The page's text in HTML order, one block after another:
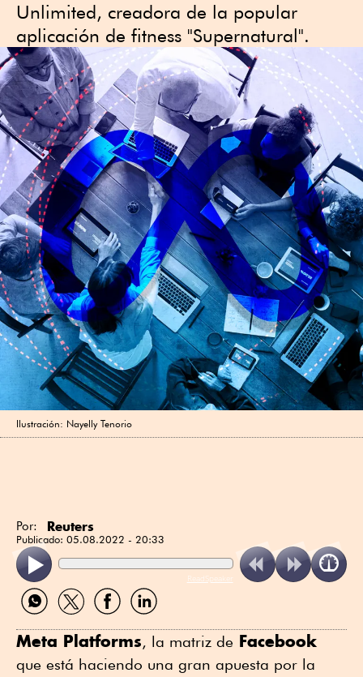
Unlimited, creadora de la popular
aplicación de fitness "Supernatural".
Ilustración: Nayelly Tenorio
Por: Reuters
Publicado: 05.08.2022 - 20:33
ReadSpeaker
Compartir
por
Compartir
por
Compartir
por
Compartir
por
Meta Platforms, la matriz de Facebook
que está haciendo una gran apuesta por la